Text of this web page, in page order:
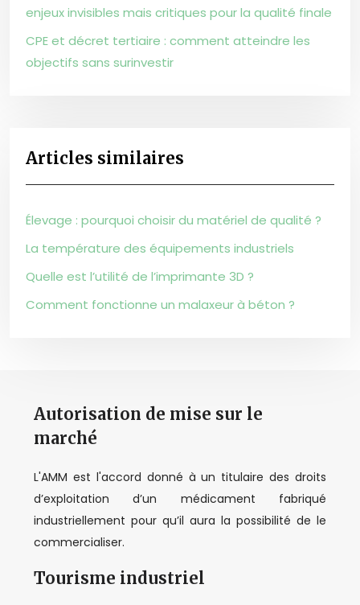
enjeux invisibles mais critiques pour la qualité finale
CPE et décret tertiaire : comment atteindre les
objectifs sans surinvestir
Articles similaires
Élevage : pourquoi choisir du matériel de qualité ?
La température des équipements industriels
Quelle est l’utilité de l’imprimante 3D ?
Comment fonctionne un malaxeur à béton ?
Autorisation de mise sur le
marché
L'AMM est l'accord donné à un titulaire des droits
d’exploitation d’un médicament fabriqué
industriellement pour qu’il aura la possibilité de le
commercialiser.
Tourisme industriel